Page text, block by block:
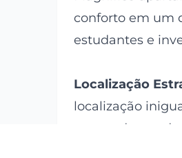
conforto em um
estudantes e
Localização
localização
passos de um